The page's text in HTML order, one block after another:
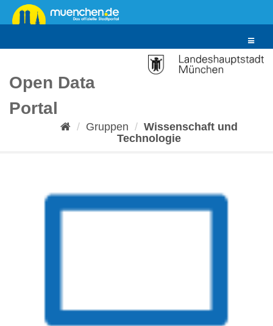
Überspringen
zum
Toggle
Open Data
Portal
Gruppen
Wissenschaft und
Technologie